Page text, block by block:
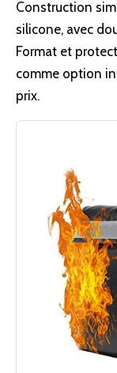
Construction
silicone, avec
Format et
comme option
prix.